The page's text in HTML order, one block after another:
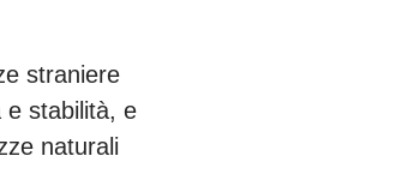
straniere
e stabilità, e
naturali